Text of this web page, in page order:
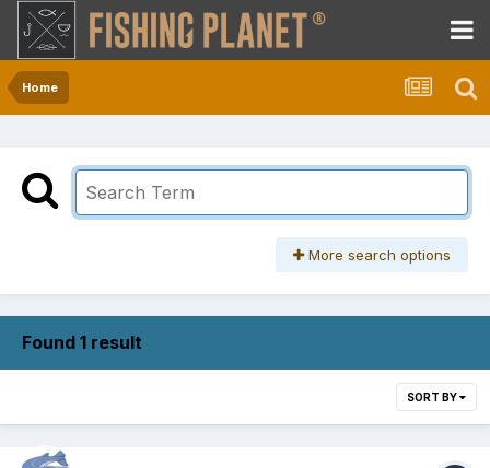
Home
More search options
Found 1 result
SORT BY